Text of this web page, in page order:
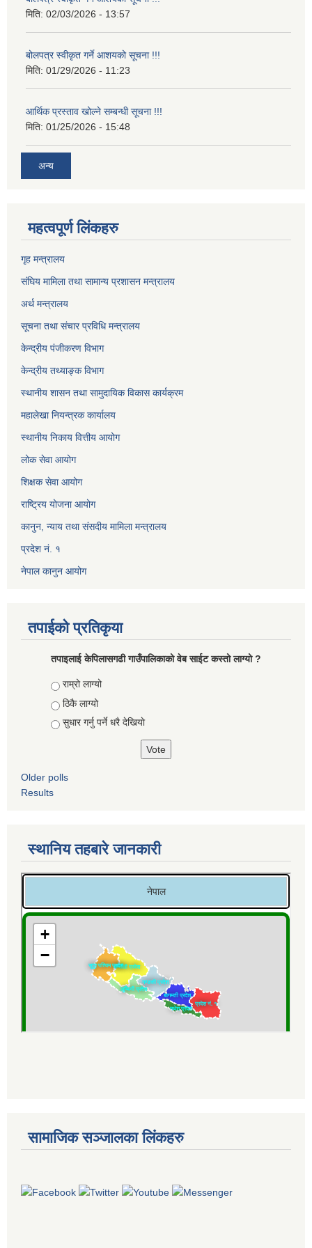
मिति: 02/03/2026 - 13:57
बोलपत्र स्वीकृत गर्ने आशयको सूचना !!!
मिति: 01/29/2026 - 11:23
आर्थिक प्रस्ताव खोल्ने सम्बन्धी सूचना !!!
मिति: 01/25/2026 - 15:48
अन्य
महत्वपूर्ण लिंकहरु
गृह मन्त्रालय
संघिय मामिला तथा सामान्य प्रशासन मन्त्रालय
अर्थ मन्त्रालय
सूचना तथा संचार प्रविधि मन्त्रालय
केन्द्रीय पंजीकरण विभाग
केन्द्रीय तथ्याङ्क विभाग
स्थानीय शासन तथा सामुदायिक विकास कार्यक्रम
महालेखा नियन्त्रक कार्यालय
स्थानीय निकाय वित्तीय आयोग
लोक सेवा आयोग
शिक्षक सेवा आयोग
राष्ट्रिय योजना आयोग
कानुन, न्याय तथा संसदीय मामिला मन्त्रालय
प्रदेश नं. १
नेपाल कानुन आयोग
तपाईको प्रतिकृया
तपाइलाई केपिलासगढी गाउँपालिकाको वेब साईट कस्तो लाग्यो ?
Choices
राम्रो लाग्यो
ठिकै लाग्यो
सुधार गर्नु पर्ने धरै देखियाे
Older polls
Results
स्थानिय तहबारे जानकारी
सामाजिक सञ्जालका लिंकहरु